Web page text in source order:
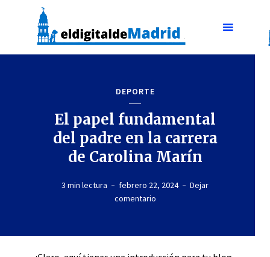
DEPORTE
El papel fundamental
del padre en la carrera
de Carolina Marín
3 min lectura febrero 22, 2024
Dejar
comentario